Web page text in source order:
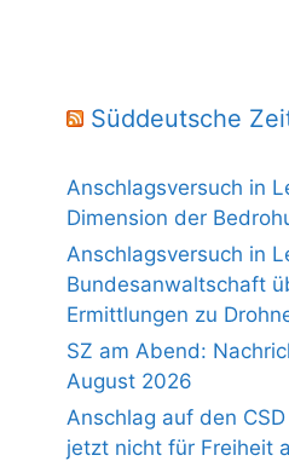
Süddeutsche
Anschlagsversuch in
Dimension der
Anschlagsversuch in
Bundesanwaltschaft
Ermittlungen zu
SZ am Abend:
August 2026
Anschlag auf den CSD
jetzt nicht für Freiheit